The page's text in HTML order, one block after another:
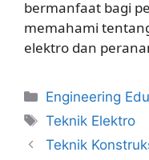
bermanfaat bagi
memahami
elektro dan
Kategori
Engineering
Tag
Teknik Elektro
Teknik